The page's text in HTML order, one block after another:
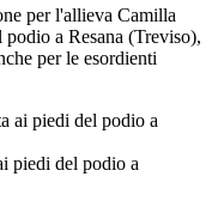
per l'allieva Camilla
a Resana (Treviso),
per le esordienti
piedi del podio a